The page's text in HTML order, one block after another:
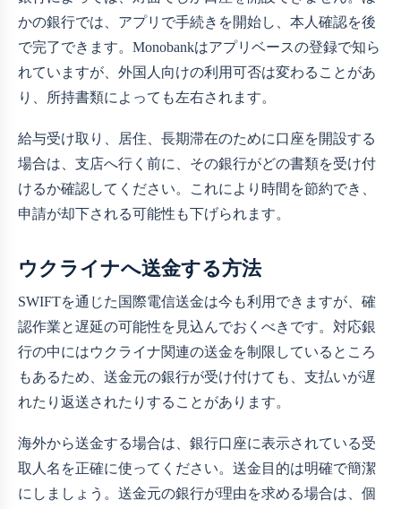
かの銀行では、アプリで手続きを開始し、本人確認を後
で完了できます。Monobankはアプリベースの登録で知ら
れていますが、外国人向けの利用可否は変わることがあ
り、所持書類によっても左右されます。
給与受け取り、居住、長期滞在のために口座を開設する
場合は、支店へ行く前に、その銀行がどの書類を受け付
けるか確認してください。これにより時間を節約でき、
申請が却下される可能性も下げられます。
ウクライナへ送金する方法
SWIFTを通じた国際電信送金は今も利用できますが、確
認作業と遅延の可能性を見込んでおくべきです。対応銀
行の中にはウクライナ関連の送金を制限しているところ
もあるため、送金元の銀行が受け付けても、支払いが遅
れたり返送されたりすることがあります。
海外から送金する場合は、銀行口座に表示されている受
取人名を正確に使ってください。送金目的は明確で簡潔
にしましょう。送金元の銀行が理由を求める場合は、個